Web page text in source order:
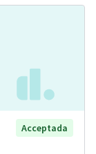
Acceptada